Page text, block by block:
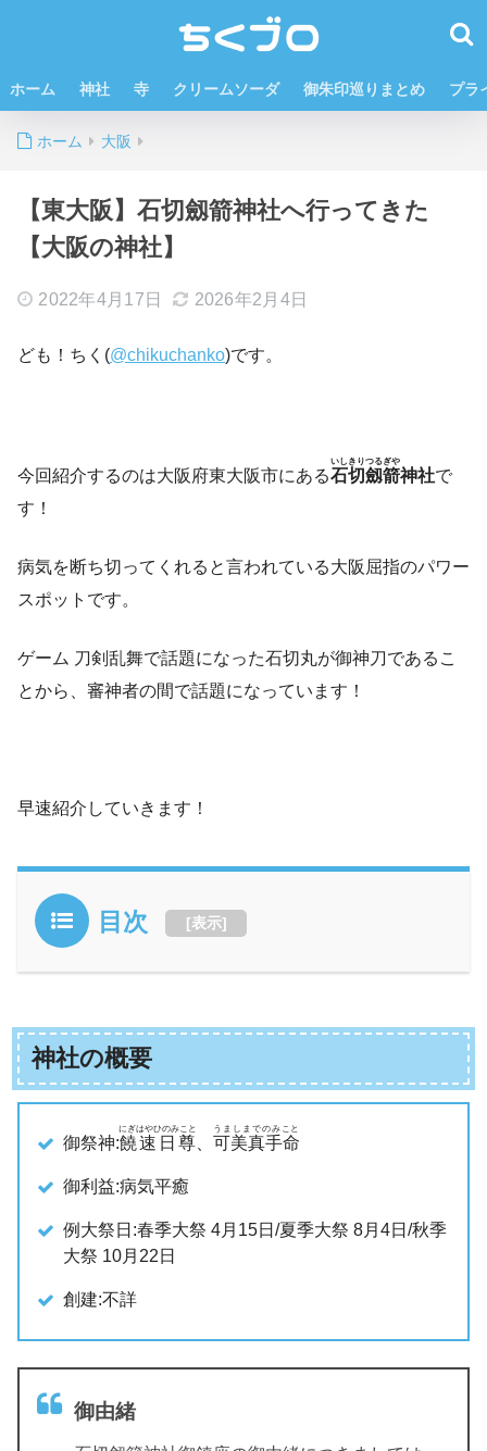
ホーム 神社 寺 クリームソーダ 御朱印巡りまとめ プラ
ホーム 大阪
【東大阪】石切劔箭神社へ行ってきた
【大阪の神社】
2022年4月17日 2026年2月4日
ども！ちく(@chikuchanko)です。
今回紹介するのは大阪府東大阪市にある石切劔箭
いしきりつるぎや
神社で
す！
病気を断ち切ってくれると言われている大阪屈指のパワー
スポットです。
ゲーム 刀剣乱舞で話題になった石切丸が御神刀であるこ
とから、審神者の間で話題になっています！
早速紹介していきます！
目次 [表示]
神社の概要
御祭神:饒速日尊
にぎはやひのみこと
可美真手命
うましまでのみこと
御利益:病気平癒
例大祭日:春季大祭 4月15日/夏季大祭 8月4日/秋季
大祭 10月22日
創建:不詳
御由緒